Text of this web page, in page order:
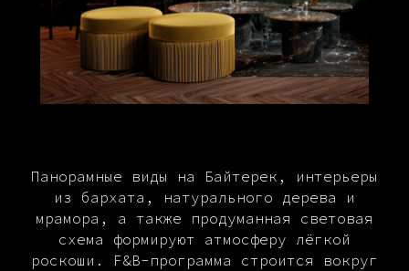
Панорамные виды на Байтерек, интерьеры
из бархата, натурального дерева и
мрамора, а также продуманная световая
схема формируют атмосферу лёгкой
роскоши. F&B-программа строится вокруг